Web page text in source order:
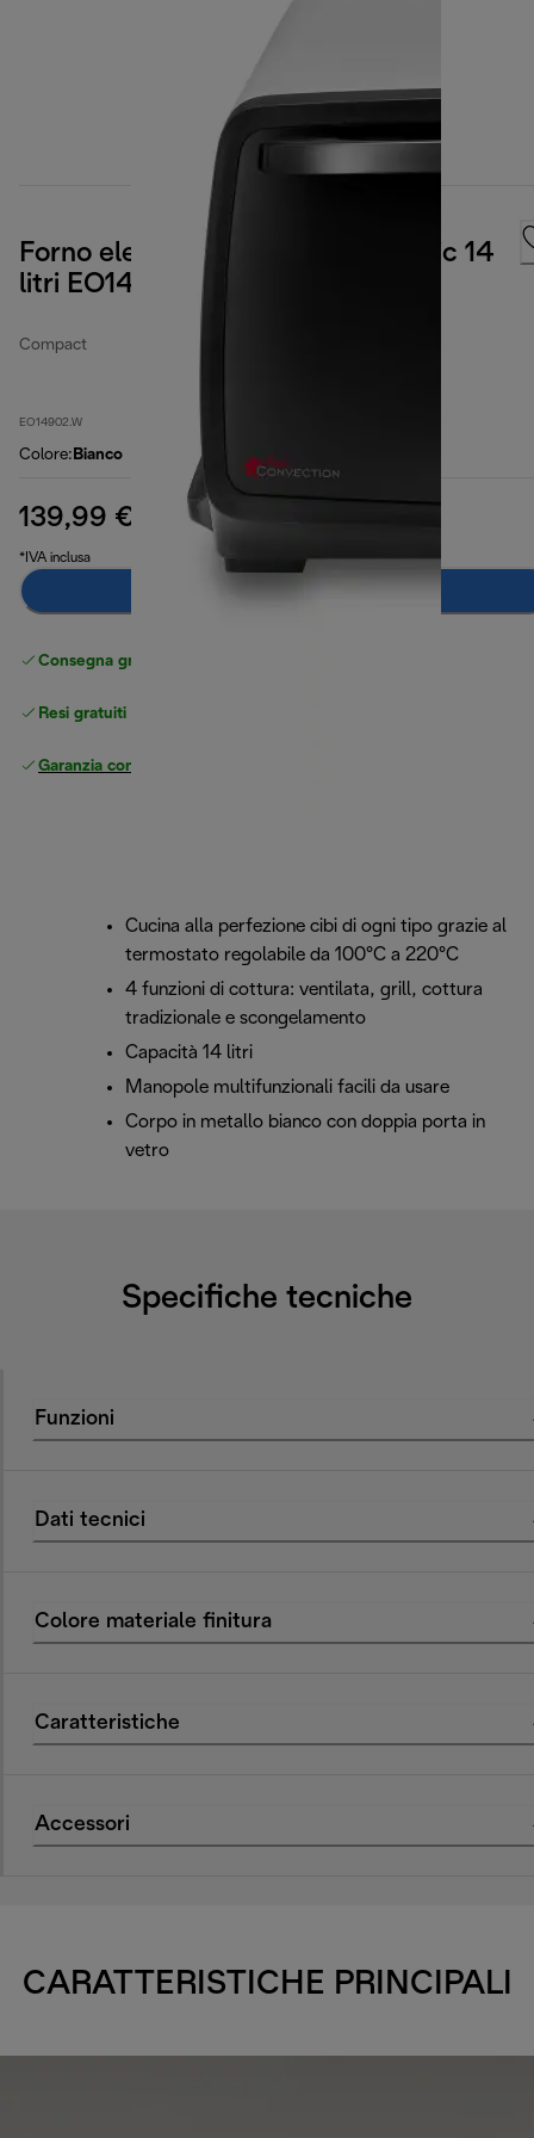
Forno elettrico Sfornatutto Classic 14
litri EO14902.W
Compact
EO14902.W
Colore: Bianco
139,99 € 209,99 € prezzo originale 209,99 €
(-33%)
*IVA inclusa
Consegna gratuita standard
Resi gratuiti
Garanzia completa
Cucina alla perfezione cibi di ogni tipo grazie al
termostato regolabile da 100°C a 220°C
4 funzioni di cottura: ventilata, grill, cottura
tradizionale e scongelamento
Capacità 14 litri
Manopole multifunzionali facili da usare
Corpo in metallo bianco con doppia porta in
vetro
Specifiche tecniche
Funzioni
Dati tecnici
Colore materiale finitura
Caratteristiche
Accessori
CARATTERISTICHE PRINCIPALI